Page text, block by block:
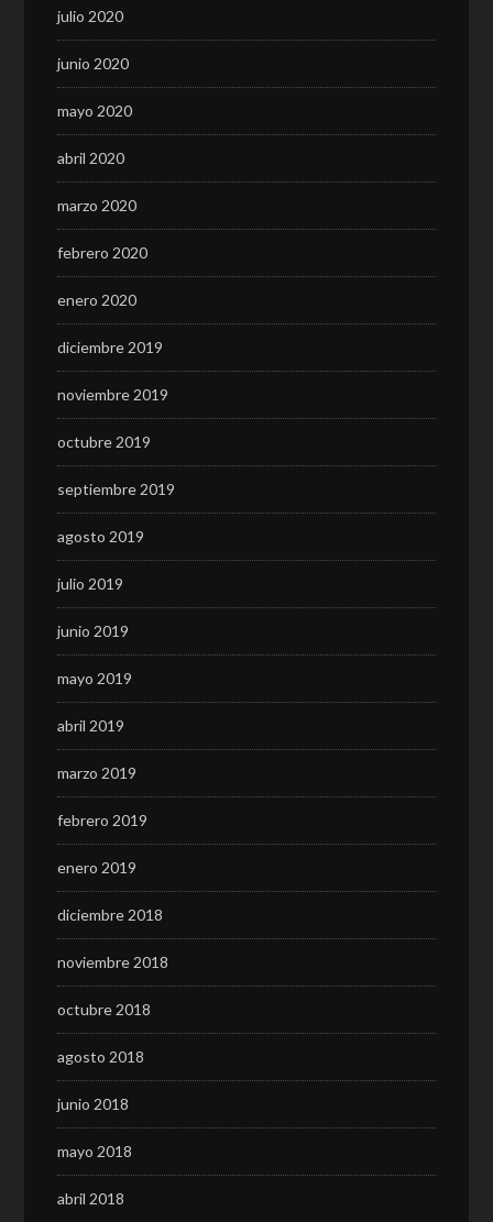
julio 2020
junio 2020
mayo 2020
abril 2020
marzo 2020
febrero 2020
enero 2020
diciembre 2019
noviembre 2019
octubre 2019
septiembre 2019
agosto 2019
julio 2019
junio 2019
mayo 2019
abril 2019
marzo 2019
febrero 2019
enero 2019
diciembre 2018
noviembre 2018
octubre 2018
agosto 2018
junio 2018
mayo 2018
abril 2018